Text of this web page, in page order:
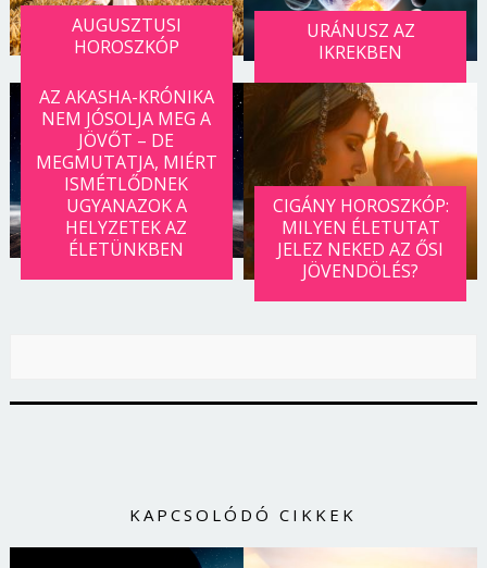
AUGUSZTUSI
HOROSZKÓP
URÁNUSZ AZ
IKREKBEN
AZ AKASHA-KRÓNIKA
NEM JÓSOLJA MEG A
JÖVŐT – DE
MEGMUTATJA, MIÉRT
ISMÉTLŐDNEK
UGYANAZOK A
HELYZETEK AZ
ÉLETÜNKBEN
CIGÁNY HOROSZKÓP:
MILYEN ÉLETUTAT
JELEZ NEKED AZ ŐSI
JÖVENDÖLÉS?
KAPCSOLÓDÓ CIKKEK